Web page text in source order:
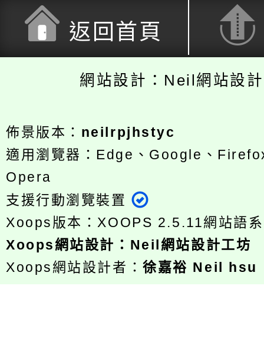
返回首頁
網站設計：Neil網站設
佈景版本： neilrpjhstyc
適用瀏覽器：Edge、Google、
Opera
支援行動瀏覽裝置
Xoops版本： XOOPS 2.5.11網站語
Xoops網站設計 ： Neil網站設計工坊
Xoops網站設計者：徐嘉裕 Neil hsu